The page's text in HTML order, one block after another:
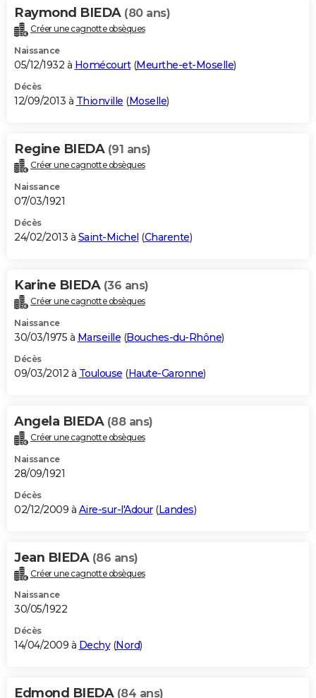
Raymond BIEDA (80 ans)
Créer une cagnotte obsèques
Naissance
05/12/1932 à Homécourt(Meurthe-et-Moselle)
Décès
12/09/2013 à Thionville (Moselle)
Regine BIEDA (91 ans)
Créer une cagnotte obsèques
Naissance
07/03/1921
Décès
24/02/2013 à Saint-Michel (Charente)
Karine BIEDA (36 ans)
Créer une cagnotte obsèques
Naissance
30/03/1975 à Marseille (Bouches-du-Rhône)
Décès
09/03/2012 à Toulouse (Haute-Garonne)
Angela BIEDA (88 ans)
Créer une cagnotte obsèques
Naissance
28/09/1921
Décès
02/12/2009 à Aire-sur-l'Adour(Landes)
Jean BIEDA (86 ans)
Créer une cagnotte obsèques
Naissance
30/05/1922
Décès
14/04/2009 à Dechy(Nord)
Edmond BIEDA (84 ans)